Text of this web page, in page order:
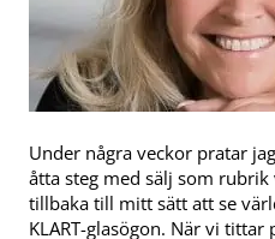
Under några veckor pratar
åtta steg med sälj som
tillbaka till mitt sätt att se
KLART-glasögon. När vi